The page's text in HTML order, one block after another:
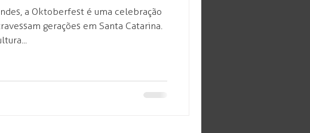
a Oktoberfest é uma celebração
gerações em Santa Catarina.